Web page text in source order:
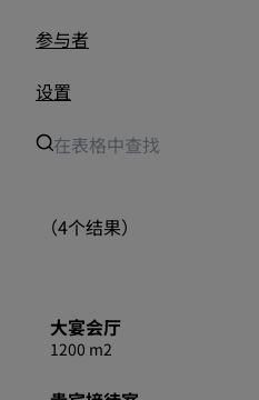
参与者
设置
（4个结果）
大宴会厅
1200 m2